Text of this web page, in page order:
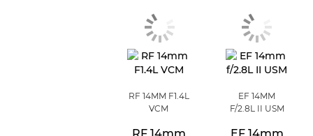
RF 14MM F1.4L
VCM
EF 14MM
F/2.8L II USM